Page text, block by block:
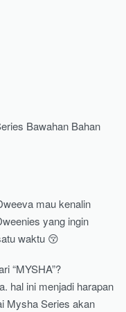
Bawahan Bahan
mau kenalin
yang ingin
waktu 😚
“MYSHA”?
hal ini menjadi harapan
Mysha Series akan